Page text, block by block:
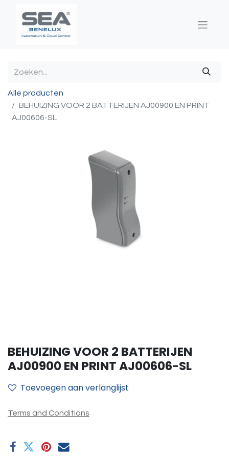
Alle producten
BEHUIZING VOOR 2 BATTERIJEN AJ00900 EN PRINT
AJ00606-SL
BEHUIZING VOOR 2 BATTERIJEN
AJ00900 EN PRINT AJ00606-SL
Toevoegen aan verlanglijst
Terms and Conditions